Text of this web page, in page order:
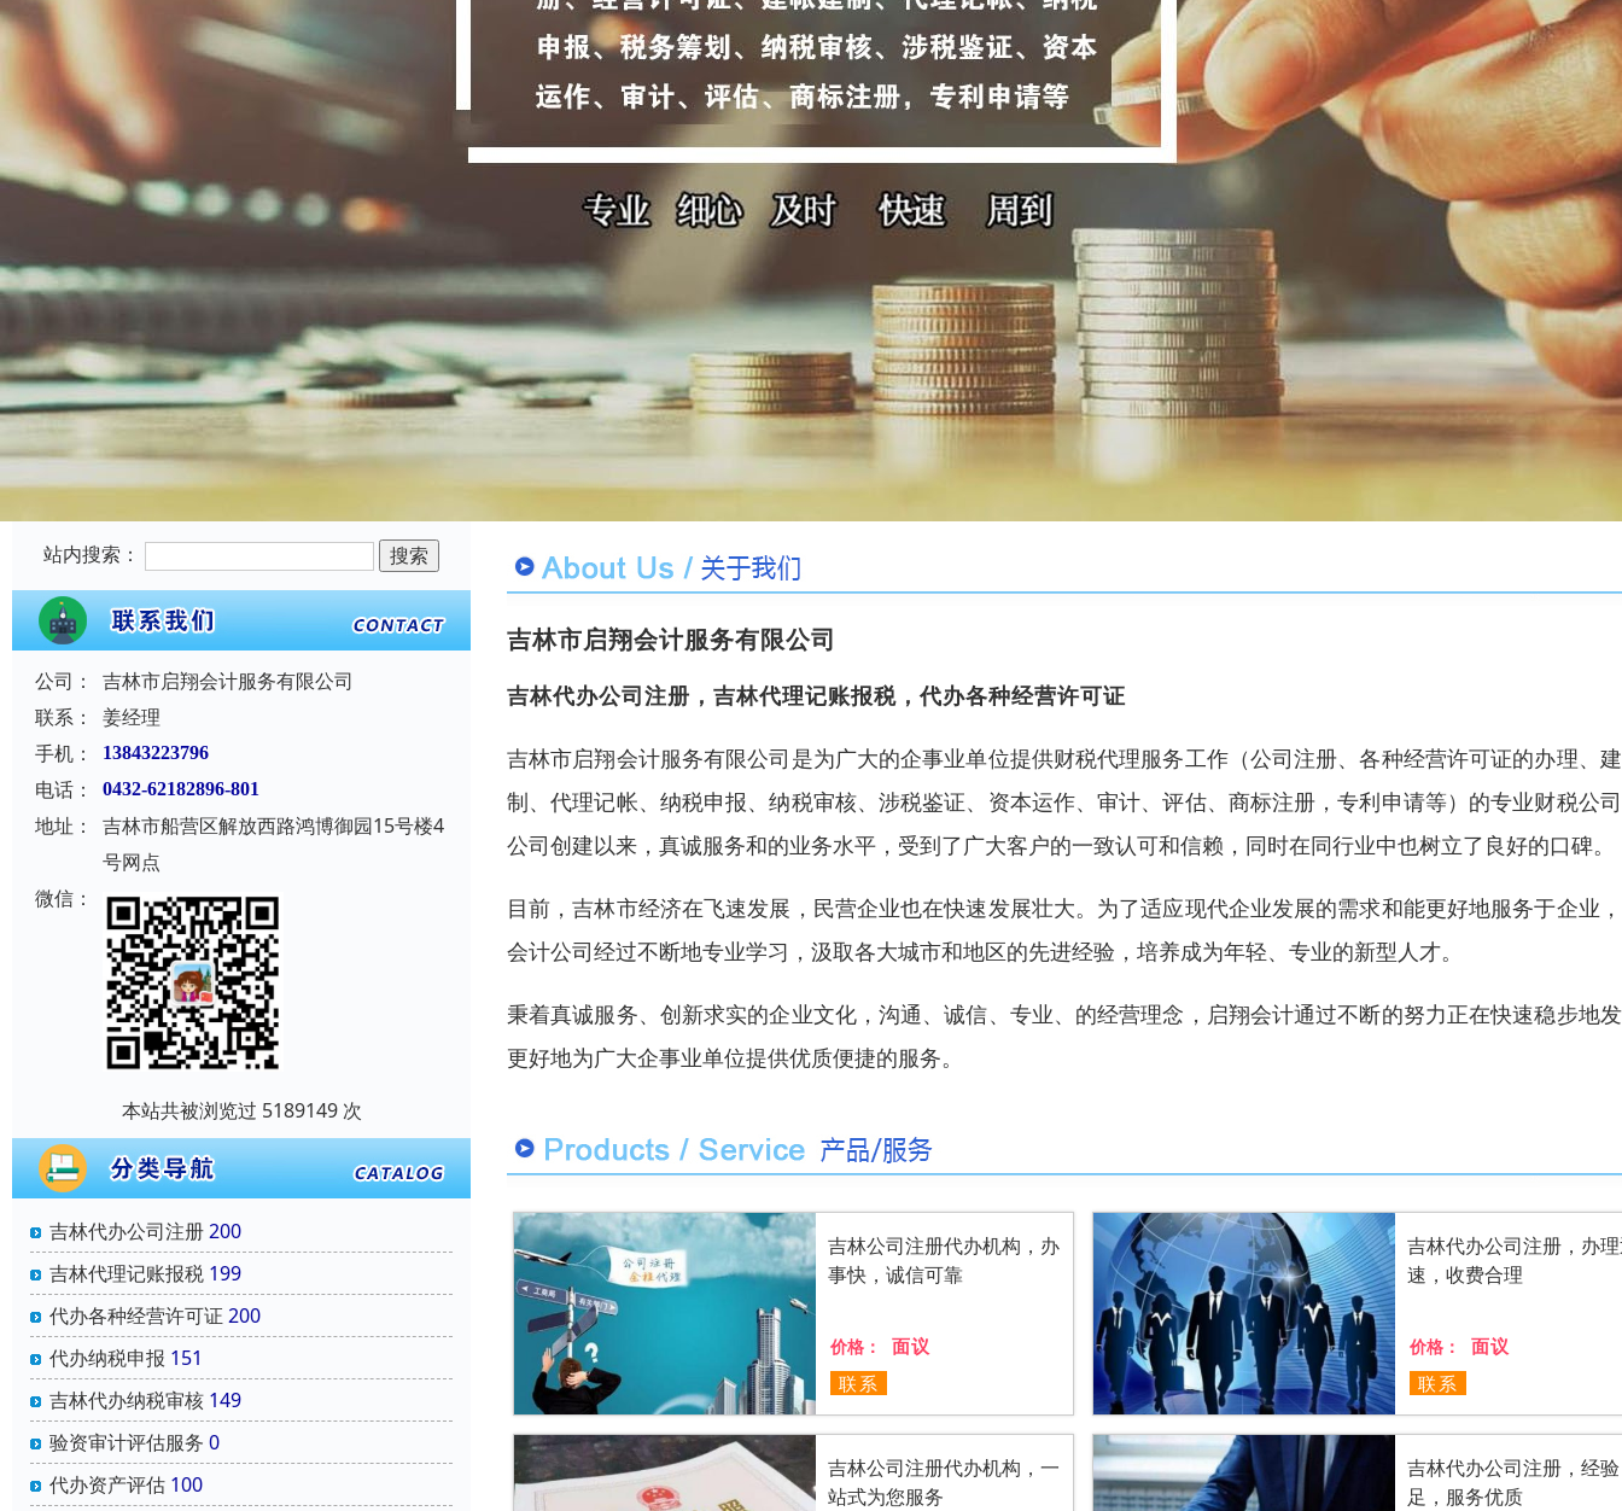
站内搜索：
公司：
吉林市启翔会计服务有限公司
联系：
姜经理
手机：
13843223796
电话： 0432-62182896-801
地址：
吉林市船营区解放西路鸿博御园15号楼4
号网点
微信：
本站共被浏览过 5189149 次
吉林代办公司注册200
吉林代理记账报税 199
代办各种经营许可证 200
代办纳税申报 151
吉林代办纳税审核 149
验资审计评估服务 0
代办资产评估 100
吉林市启翔会计服务有限公司
吉林代办公司注册，吉林代理记账报税，代办各种经营许可证
吉林市启翔会计服务有限公司是为广大的企事业单位提供财税代理服务工作（公司注册、各种经营许可证的办理、
制、代理记帐、纳税申报、纳税审核、涉税鉴证、资本运作、审计、评估、商标注册，专利申请等）的专业财税公
公司创建以来，真诚服务和的业务水平，受到了广大客户的一致认可和信赖，同时在同行业中也树立了良好的口碑。
目前，吉林市经济在飞速发展，民营企业也在快速发展壮大。为了适应现代企业发展的需求和能更好地服务于企业
会计公司经过不断地专业学习，汲取各大城市和地区的先进经验，培养成为年轻、专业的新型人才。
秉着真诚服务、创新求实的企业文化，沟通、诚信、专业、的经营理念，启翔会计通过不断的努力正在快速稳步地
更好地为广大企事业单位提供优质便捷的服务。
吉林公司注册代办机构，办
事快，诚信可靠
价格：
面议
联系
吉林代办公司注册，办
速，收费合理
价格：
面议
联系
吉林公司注册代办机构，一
站式为您服务
吉林代办公司注册，经验
足，服务优质